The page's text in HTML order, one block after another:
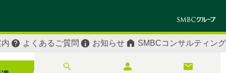
よくあるご質問 お知らせ SMBCコンサルティング